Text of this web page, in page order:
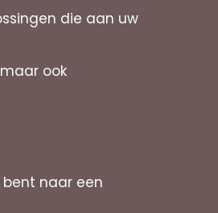
die aan uw
ook
naar een